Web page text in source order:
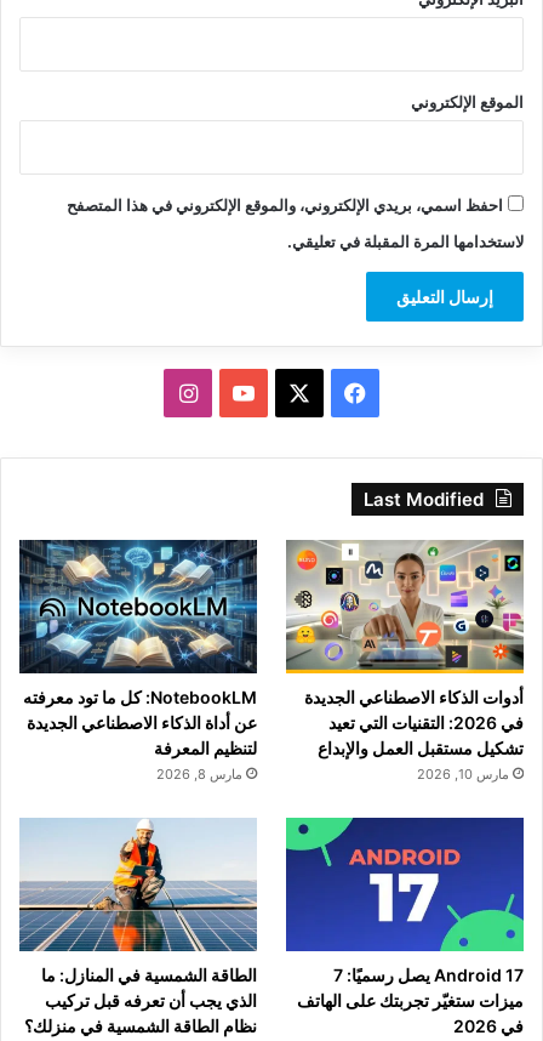
الموقع الإلكتروني
احفظ اسمي، بريدي الإلكتروني، والموقع الإلكتروني في هذا المتصفح
لاستخدامها المرة المقبلة في تعليقي.
فيسبوك ‫YouTubeانستقرام
Last Modified
أدوات الذكاء الاصطناعي الجديدة
في 2026: التقنيات التي تعيد
تشكيل مستقبل العمل والإبداع
مارس 10, 2026
NotebookLM: كل ما تود معرفته
عن أداة الذكاء الاصطناعي الجديدة
لتنظيم المعرفة
مارس 8, 2026
Android 17 يصل رسميًا: 7
ميزات ستغيّر تجربتك على الهاتف
في 2026
الطاقة الشمسية في المنازل: ما
الذي يجب أن تعرفه قبل تركيب
نظام الطاقة الشمسية في منزلك؟